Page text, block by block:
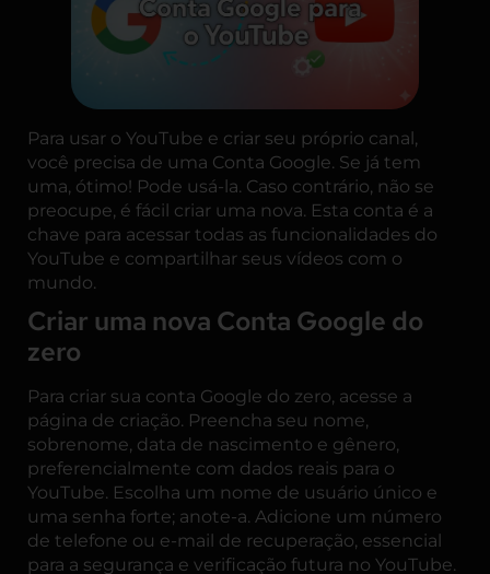
Para usar o YouTube e criar seu próprio canal,
você precisa de uma Conta Google. Se já tem
uma, ótimo! Pode usá-la. Caso contrário, não se
preocupe, é fácil criar uma nova. Esta conta é a
chave para acessar todas as funcionalidades do
YouTube e compartilhar seus vídeos com o
mundo.
Criar uma nova Conta Google do
zero
Para criar sua conta Google do zero, acesse a
página de criação. Preencha seu nome,
sobrenome, data de nascimento e gênero,
preferencialmente com dados reais para o
YouTube. Escolha um nome de usuário único e
uma senha forte; anote-a. Adicione um número
de telefone ou e-mail de recuperação, essencial
para a segurança e verificação futura no YouTube.